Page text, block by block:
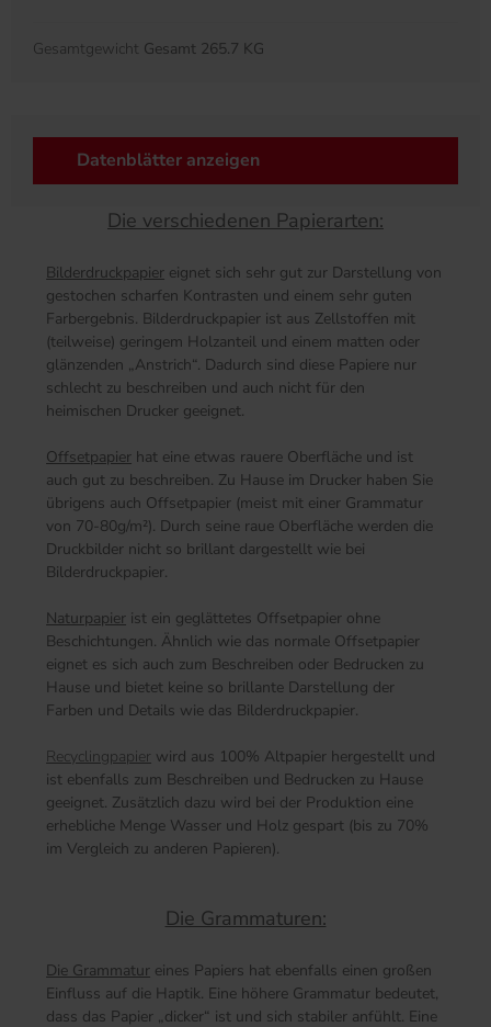
Gesamtgewicht Gesamt 265.7 KG
Datenblätter anzeigen
Die verschiedenen Papierarten:
Bilderdruckpapier eignet sich sehr gut zur Darstellung von
gestochen scharfen Kontrasten und einem sehr guten
Farbergebnis. Bilderdruckpapier ist aus Zellstoffen mit
(teilweise) geringem Holzanteil und einem matten oder
glänzenden „Anstrich“. Dadurch sind diese Papiere nur
schlecht zu beschreiben und auch nicht für den
heimischen Drucker geeignet.
Offsetpapier hat eine etwas rauere Oberfläche und ist
auch gut zu beschreiben. Zu Hause im Drucker haben Sie
übrigens auch Offsetpapier (meist mit einer Grammatur
von 70-80g/m²). Durch seine raue Oberfläche werden die
Druckbilder nicht so brillant dargestellt wie bei
Bilderdruckpapier.
Naturpapier ist ein geglättetes Offsetpapier ohne
Beschichtungen. Ähnlich wie das normale Offsetpapier
eignet es sich auch zum Beschreiben oder Bedrucken zu
Hause und bietet keine so brillante Darstellung der
Farben und Details wie das Bilderdruckpapier.
Recyclingpapier wird aus 100% Altpapier hergestellt und
ist ebenfalls zum Beschreiben und Bedrucken zu Hause
geeignet. Zusätzlich dazu wird bei der Produktion eine
erhebliche Menge Wasser und Holz gespart (bis zu 70%
im Vergleich zu anderen Papieren).
Die Grammaturen:
Die Grammatur eines Papiers hat ebenfalls einen großen
Einfluss auf die Haptik. Eine höhere Grammatur bedeutet,
dass das Papier „dicker“ ist und sich stabiler anfühlt. Eine